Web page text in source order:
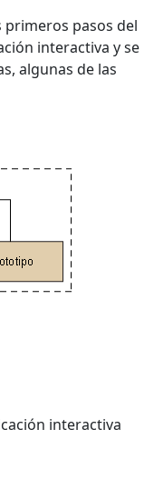
primeros pasos del
interactiva y se
algunas de las
interactiva